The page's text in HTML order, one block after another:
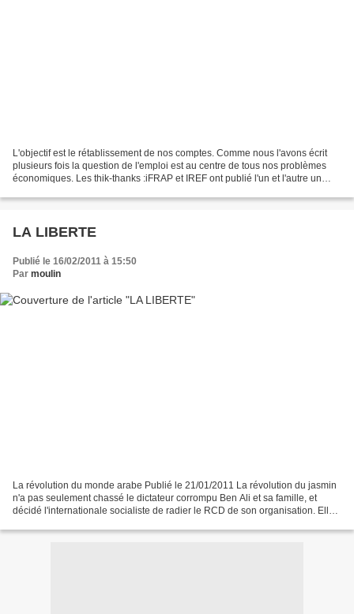
L'objectif est le rétablissement de nos comptes. Comme nous l'avons écrit
plusieurs fois la question de l'emploi est au centre de tous nos problèmes
économiques. Les thik-thanks :iFRAP et IREF ont publié l'un et l'autre un
LA LIBERTE
Publié le 16/02/2011 à 15:50
Par moulin
La révolution du monde arabe Publié le 21/01/2011 La révolution du jasmin
n'a pas seulement chassé le dictateur corrompu Ben Ali et sa famille, et
décidé l'internationale socialiste de radier le RCD de son organisation. Elle